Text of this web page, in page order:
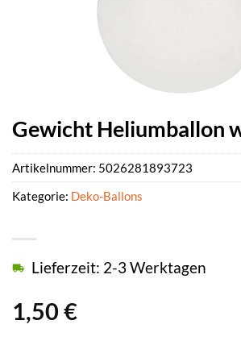
Gewicht Heliumballon
1,50 €
Lieferzeit: 2-3 Werktagen
Artikelnummer: 5026281893723
Kategorie: Deko-Ballons